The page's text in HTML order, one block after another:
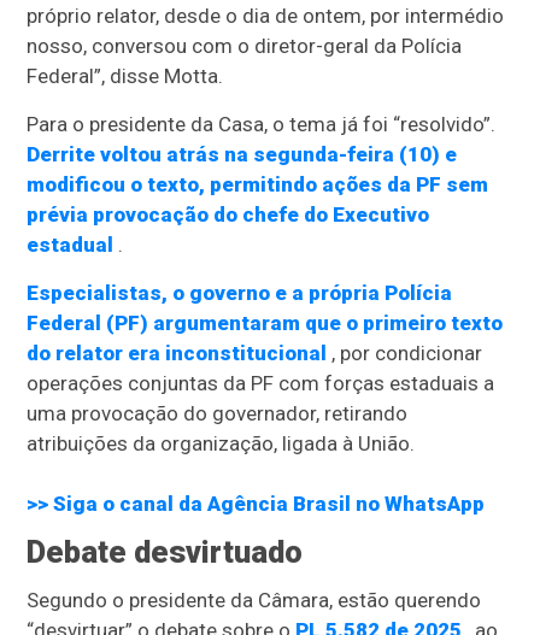
próprio relator, desde o dia de ontem, por intermédio
nosso, conversou com o diretor-geral da Polícia
Federal”, disse Motta.
Para o presidente da Casa, o tema já foi “resolvido”.
Derrite voltou atrás na segunda-feira (10) e
modificou o texto, permitindo ações da PF sem
prévia provocação do chefe do Executivo
estadual .
Especialistas, o governo e a própria Polícia
Federal (PF) argumentaram que o primeiro texto
do relator era inconstitucional , por condicionar
operações conjuntas da PF com forças estaduais a
uma provocação do governador, retirando
atribuições da organização, ligada à União.
>> Siga o canal daAgência Brasil no WhatsApp
Debate desvirtuado
Segundo o presidente da Câmara, estão querendo